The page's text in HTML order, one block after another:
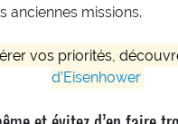
anciennes missions.
vos priorités,
d’Eisenhower